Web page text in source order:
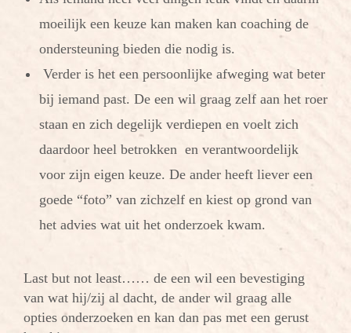
moeilijk een keuze kan maken kan coaching de
ondersteuning bieden die nodig is.
Verder is het een persoonlijke afweging wat beter
bij iemand past. De een wil graag zelf aan het roer
staan en zich degelijk verdiepen en voelt zich
daardoor heel betrokken en verantwoordelijk
voor zijn eigen keuze. De ander heeft liever een
goede “foto” van zichzelf en kiest op grond van
het advies wat uit het onderzoek kwam.
Last but not least…… de een wil een bevestiging
van wat hij/zij al dacht, de ander wil graag alle
opties onderzoeken en kan dan pas met een gerust